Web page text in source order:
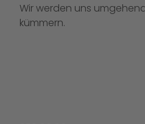
Wir werden uns
kümmern.